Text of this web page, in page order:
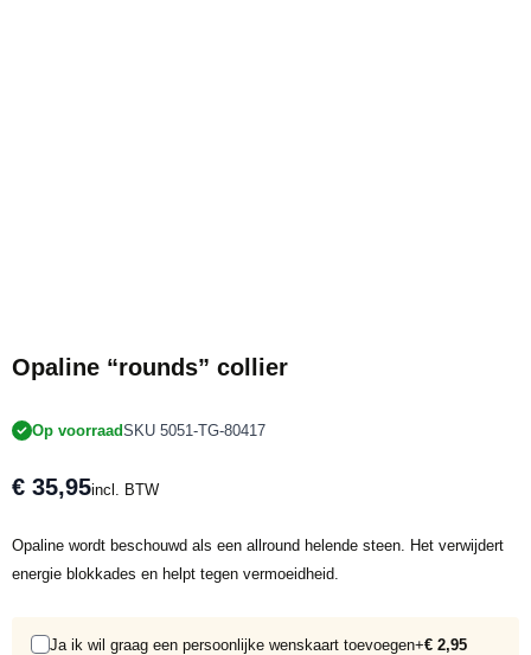
Opaline “rounds” collier
Op voorraadSKU 5051-TG-80417
€ 35,95incl. BTW
Opaline wordt beschouwd als een allround helende steen. Het verwijdert
energie blokkades en helpt tegen vermoeidheid.
Ja ik wil graag een persoonlijke wenskaart toevoegen+€ 2,95